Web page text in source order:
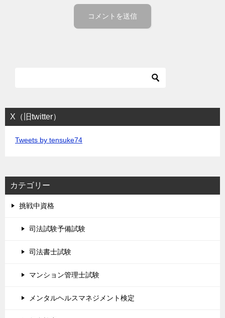
X（旧twitter）
Tweets by tensuke74
カテゴリー
挑戦中資格
司法試験予備試験
司法書士試験
マンション管理士試験
メンタルヘルスマネジメント検定